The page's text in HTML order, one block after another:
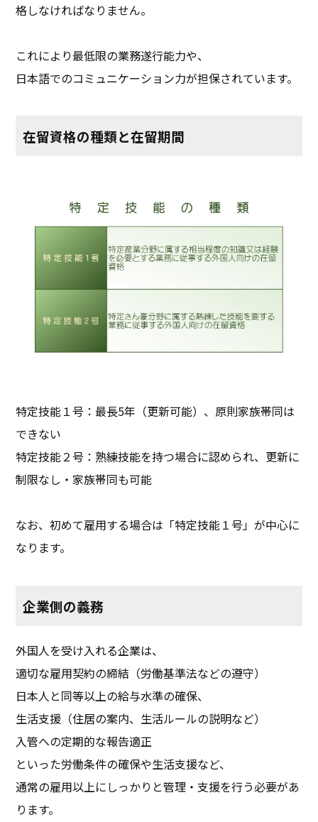
格しなければなりません。
これにより最低限の業務遂行能力や、
日本語でのコミュニケーション力が担保されています。
在留資格の種類と在留期間
特定技能１号：最長5年（更新可能）、原則家族帯同は
できない
特定技能２号：熟練技能を持つ場合に認められ、更新に
制限なし・家族帯同も可能
なお、初めて雇用する場合は「特定技能１号」が中心に
なります。
企業側の義務
外国人を受け入れる企業は、
適切な雇用契約の締結（労働基準法などの遵守）
日本人と同等以上の給与水準の確保、
生活支援（住居の案内、生活ルールの説明など）
入管への定期的な報告適正
といった労働条件の確保や生活支援など、
通常の雇用以上にしっかりと管理・支援を行う必要があ
ります。